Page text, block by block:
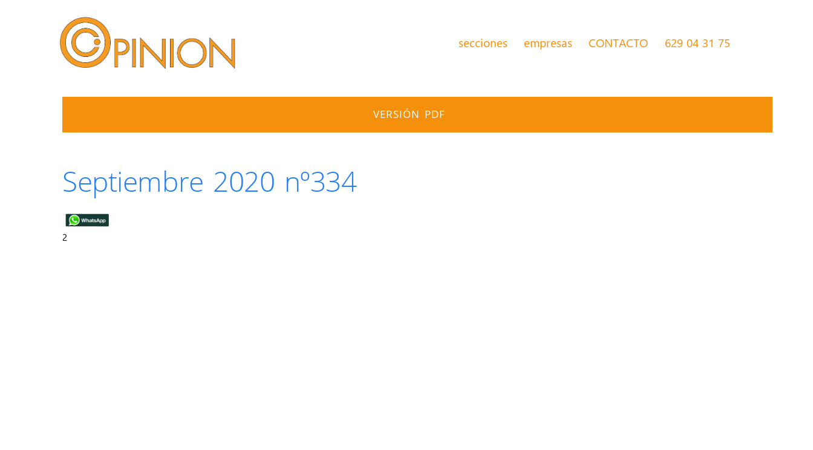
secciones empresas CONTACTO 629 04 31 75
VERSIÓN PDF
Septiembre 2020 nº334
2